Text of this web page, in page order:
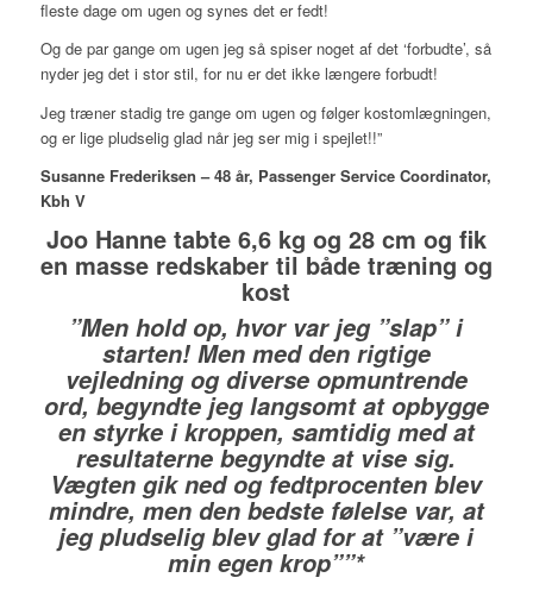
fleste dage om ugen og synes det er fedt!
Og de par gange om ugen jeg så spiser noget af det ‘forbudte’, så
nyder jeg det i stor stil, for nu er det ikke længere forbudt!
Jeg træner stadig tre gange om ugen og følger kostomlægningen,
og er lige pludselig glad når jeg ser mig i spejlet!!”
Susanne Frederiksen – 48 år, Passenger Service Coordinator,
Kbh V
Joo Hanne tabte 6,6 kg og 28 cm og fik
en masse redskaber til både træning og
kost
”Men hold op, hvor var jeg ”slap” i
starten! Men med den rigtige
vejledning og diverse opmuntrende
ord, begyndte jeg langsomt at opbygge
en styrke i kroppen, samtidig med at
resultaterne begyndte at vise sig.
Vægten gik ned og fedtprocenten blev
mindre, men den bedste følelse var, at
jeg pludselig blev glad for at ”være i
min egen krop””*